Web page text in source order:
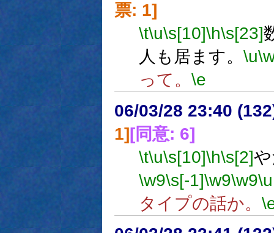
票: 1]
\t\u\s[10]\h\s[23]
人も居ます。 \u
って。 \e
06/03/28 23:40
1][同意: 6]
\t\u\s[10]\h\s[2]
\w9\s[-1]\w9\w9\u
タイプの話か。